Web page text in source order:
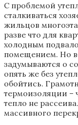
С проблемой
сталкиваться
жильцов
разве что для
холодным
помещением. Но
задумываются о
опять же без
обойтись.
термоизоляции –
тепло не
массивного